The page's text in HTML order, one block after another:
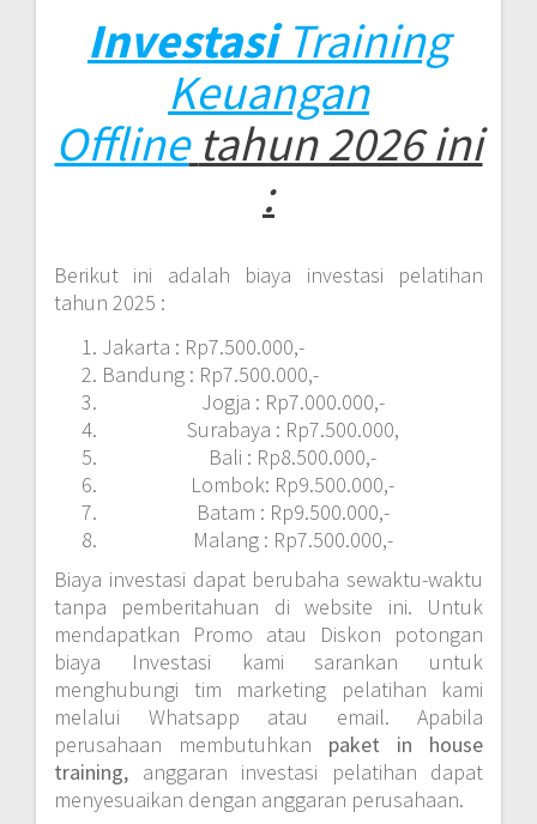
Investasi Training
Keuangan
Offline tahun 2026 ini
:
Berikut ini adalah biaya investasi pelatihan
tahun 2025 :
Jakarta : Rp7.500.000,-
Bandung : Rp7.500.000,-
Jogja : Rp7.000.000,-
Surabaya : Rp7.500.000,
Bali : Rp8.500.000,-
Lombok: Rp9.500.000,-
Batam : Rp9.500.000,-
Malang : Rp7.500.000,-
Biaya investasi dapat berubaha sewaktu-waktu
tanpa pemberitahuan di website ini. Untuk
mendapatkan Promo atau Diskon potongan
biaya Investasi kami sarankan untuk
menghubungi tim marketing pelatihan kami
melalui Whatsapp atau email. Apabila
perusahaan membutuhkan paket in house
training, anggaran investasi pelatihan dapat
menyesuaikan dengan anggaran perusahaan.